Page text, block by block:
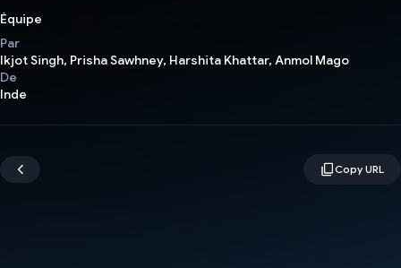
Équipe
Par
Ikjot Singh, Prisha Sawhney, Harshita Khattar, Anmol Mago
De
Inde